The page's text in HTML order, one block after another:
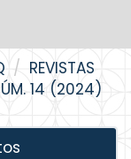
REVISTAS
14 (2024)